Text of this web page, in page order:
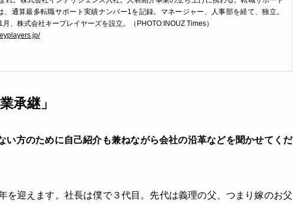
、通算最多転職サポート実績ナンバー1を記録。マネージャー、人事部を経て、独立。
、株式会社キープレイヤーズを設立。（PHOTO:INOUZ Times）
承継」
方のために自己紹介も兼ねながら会社の沿革などを聞かせてくだ
を迎えます。社長は僕で３代目。先代は義理の父、つまり嫁のお父